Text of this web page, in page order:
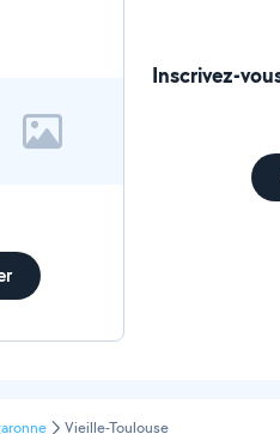
Inscrivez-
Vieille-Toulouse